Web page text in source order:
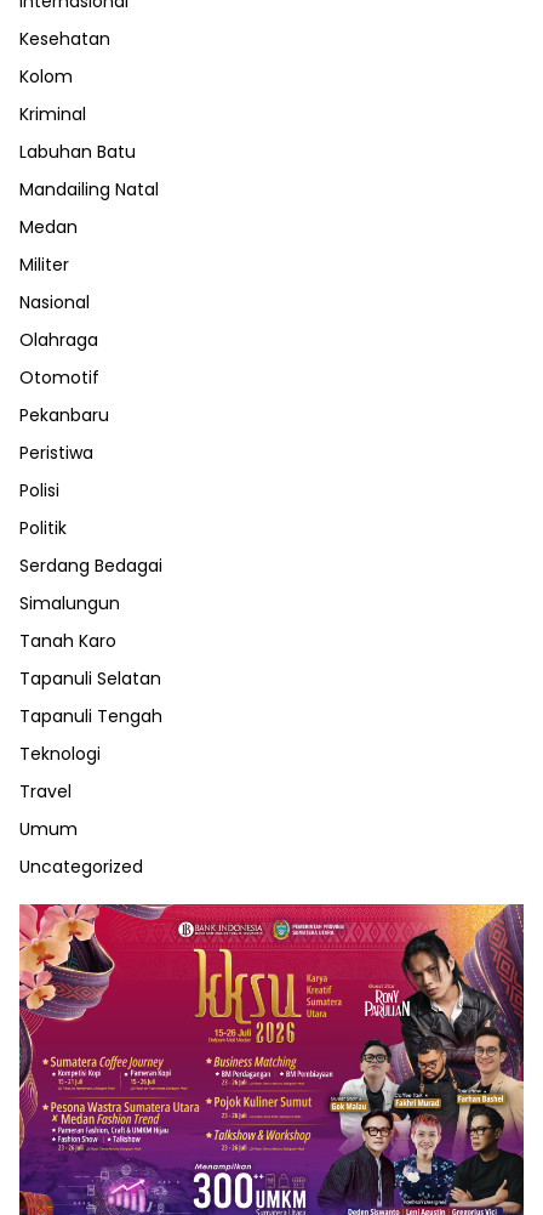
Kesehatan
Kolom
Kriminal
Labuhan Batu
Mandailing Natal
Medan
Militer
Nasional
Olahraga
Otomotif
Pekanbaru
Peristiwa
Polisi
Politik
Serdang Bedagai
Simalungun
Tanah Karo
Tapanuli Selatan
Tapanuli Tengah
Teknologi
Travel
Umum
Uncategorized